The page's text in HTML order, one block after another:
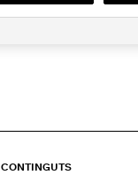
CONTINGUTS